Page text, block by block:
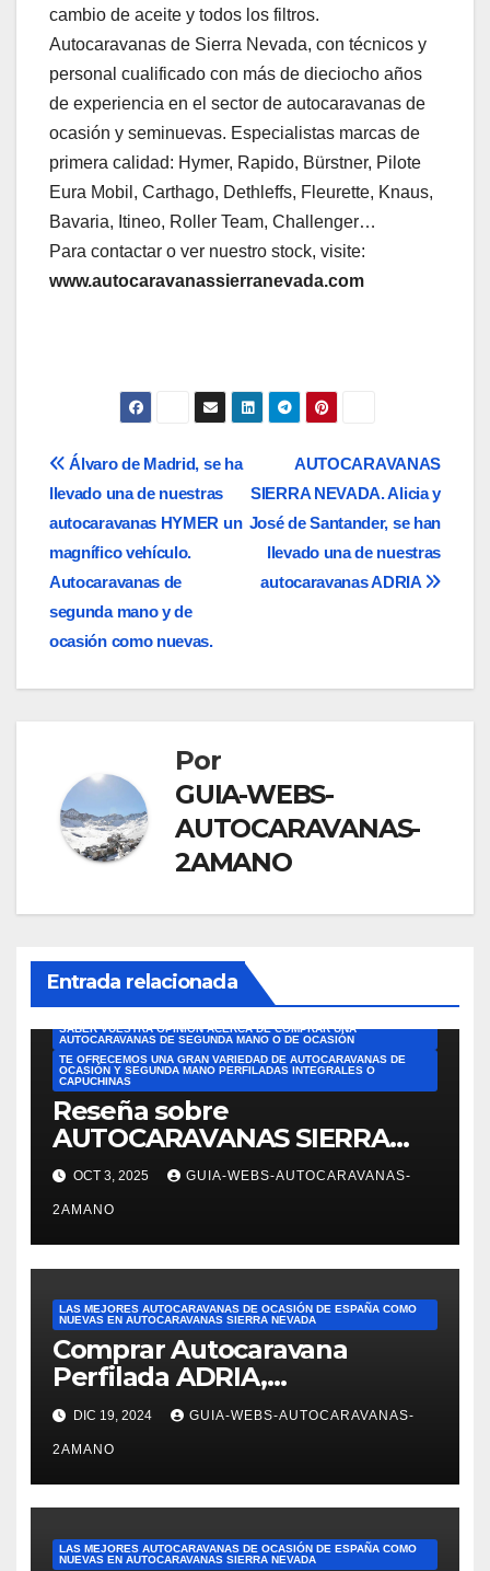
cambio de aceite y todos los filtros.
Autocaravanas de Sierra Nevada, con técnicos y
personal cualificado con más de dieciocho años
de experiencia en el sector de autocaravanas de
ocasión y seminuevas. Especialistas marcas de
primera calidad: Hymer, Rapido, Bürstner, Pilote
Eura Mobil, Carthago, Dethleffs, Fleurette, Knaus,
Bavaria, Itineo, Roller Team, Challenger…
Para contactar o ver nuestro stock, visite:
www.autocaravanassierranevada.com
Navegación
de
entradas
AUTOCARAVANAS
SIERRA NEVADA. Alicia y
José de Santander, se han
llevado una de nuestras
autocaravanas ADRIA
Álvaro de Madrid, se ha
llevado una de nuestras
autocaravanas HYMER un
magnífico vehículo.
Autocaravanas de
segunda mano y de
ocasión como nuevas.
Por
GUIA-WEBS-
AUTOCARAVANAS-
2AMANO
Entrada relacionada
ANÁLISIS DE LAS MEJORES AUTOCARAVANAS DE 2025
NUEVAS EN AUTOCARAVANAS SIERRA NEVADA
LEE OPINIONES HONESTAS DE CLIENTES Y DESCUBRE POR QUÉ
COMPRAR CON AUTOCARAVANAS SIERRA NEVADA
SABER VUESTRA OPINIÓN ACERCA DE COMPRAR UNA
AUTOCARAVANAS DE SEGUNDA MANO O DE OCASIÓN
TE OFRECEMOS UNA GRAN VARIEDAD DE AUTOCARAVANAS DE
OCASIÓN Y SEGUNDA MANO PERFILADAS INTEGRALES O
CAPUCHINAS
Reseña sobre
AUTOCARAVANAS SIERRA
NEVADA. Las mejores
reseñas de AUTOCARAVANAS
DE SEGUNDA MANO DE
ESPAÑA. Reseña de JOSÉ
FELIPE PESQUERO. En el
ámbito de ventas: Alejandra
nos mostró varias
autocaravanas. Fue
superprofesional,
OCT 3, 2025 GUIA-WEBS-AUTOCARAVANAS-
2AMANO
LAS MEJORES AUTOCARAVANAS DE OCASIÓN DE ESPAÑA COMO
NUEVAS EN AUTOCARAVANAS SIERRA NEVADA
Comprar Autocaravana
Perfilada ADRIA,
modelo Matrix M680SP en
Autocaravanas Sierra Nevada
DIC 19, 2024 GUIA-WEBS-AUTOCARAVANAS-
2AMANO
LAS MEJORES AUTOCARAVANAS DE OCASIÓN DE ESPAÑA COMO
NUEVAS EN AUTOCARAVANAS SIERRA NEVADA